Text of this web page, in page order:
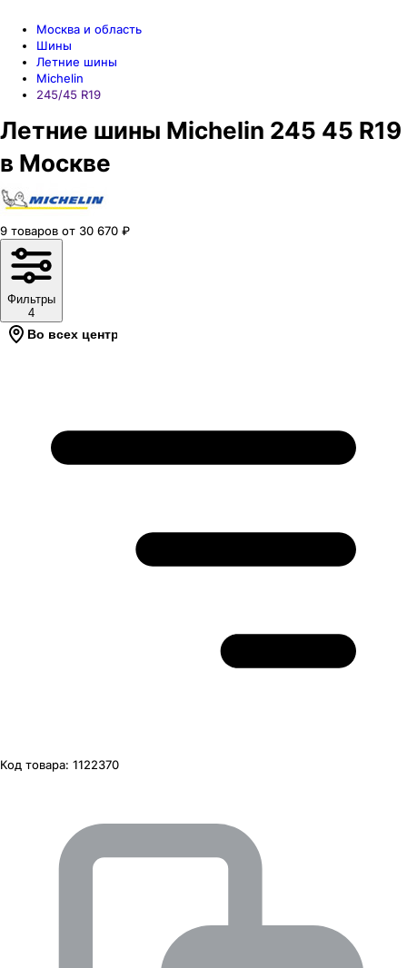
Москва и область
Шины
Летние шины
Michelin
245/45 R19
Летние шины Michelin 245 45 R19
в Москве
9 товаров от 30 670 ₽
Фильтры
4
Во всех центрах
Код товара: 1122370